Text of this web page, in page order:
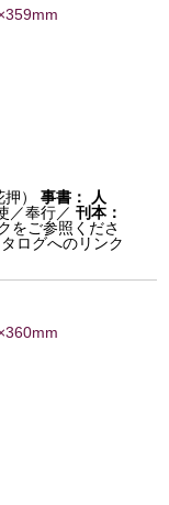
） 事書：
人
／奉行／刊本：
をご参照くださ
ログへのリンク